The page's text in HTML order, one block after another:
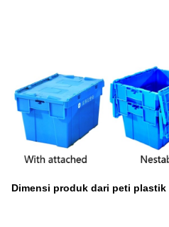
Dimensi produk dari peti